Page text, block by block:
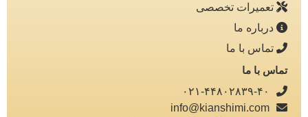
تعمیرات تخصصی
درباره ما
تماس با ما
تماس با ما